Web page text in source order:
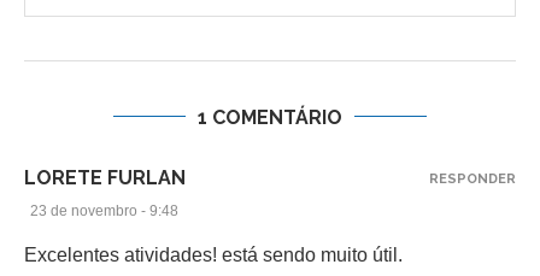
1 COMENTÁRIO
LORETE FURLAN
23 de novembro - 9:48
Excelentes atividades! está sendo muito útil.
RESPONDER